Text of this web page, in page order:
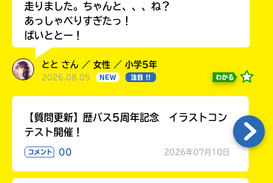
走りました。ちゃんと、、、ね？
あっしゃべりすぎたっ！
ばいととー！
とと さん ／ 女性 ／ 小学5年
2026.08.05 NEW 注目 !! わかる
【質問更新】歴バス5周年記念 イラストコン
テスト開催！
コメント 00 2026年07月10日